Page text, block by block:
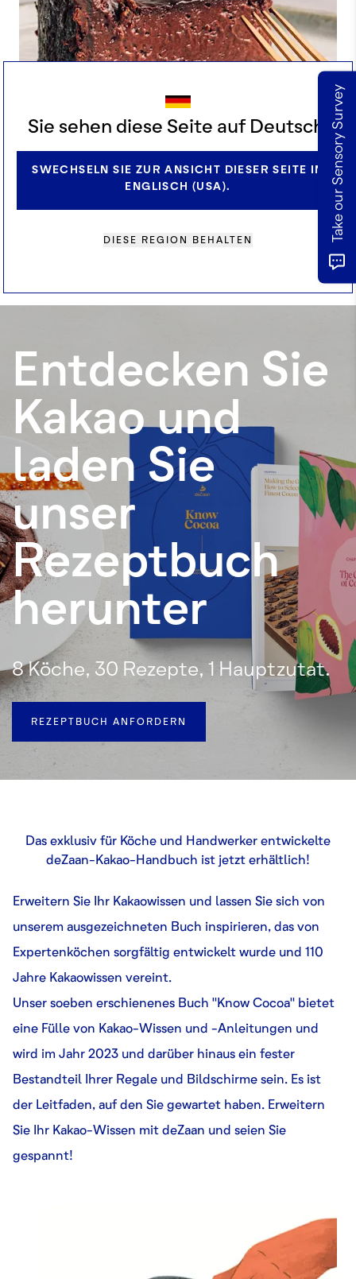
Sie sehen diese Seite auf Deutsch.
SWECHSELN SIE ZUR ANSICHT DIESER SEITE IN
ENGLISCH (USA).
DIESE REGION BEHALTEN
RUSTIKALER KAKAOFLAN
Entdecken Sie
Kakao und
laden Sie
unser
Rezeptbuch
herunter
8 Köche, 30 Rezepte, 1 Hauptzutat.
REZEPTBUCH ANFORDERN
Das exklusiv für Köche und Handwerker entwickelte
deZaan-Kakao-Handbuch ist jetzt erhältlich!
Erweitern Sie Ihr Kakaowissen und lassen Sie sich von
unserem ausgezeichneten Buch inspirieren, das von
Expertenköchen sorgfältig entwickelt wurde und 110
Jahre Kakaowissen vereint.
Unser soeben erschienenes Buch "Know Cocoa" bietet
eine Fülle von Kakao-Wissen und -Anleitungen und
wird im Jahr 2023 und darüber hinaus ein fester
Bestandteil Ihrer Regale und Bildschirme sein. Es ist
der Leitfaden, auf den Sie gewartet haben. Erweitern
Sie Ihr Kakao-Wissen mit deZaan und seien Sie
gespannt!
Take our Sensory Survey